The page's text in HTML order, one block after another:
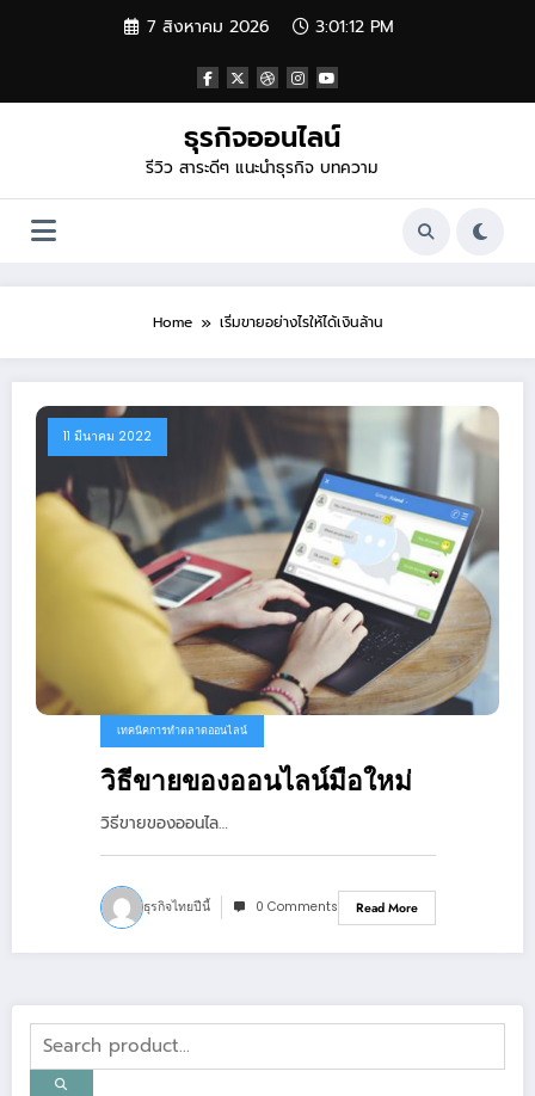
7 สิงหาคม 2026 3:01:12 PM
ธุรกิจออนไลน์
รีวิว สาระดีๆ แนะนำธุรกิจ บทความ
Home เริ่มขายอย่างไรให้ได้เงินล้าน
11 มีนาคม 2022
เทคนิคการทำตลาดออนไลน์
วิธีขายของออนไลน์มือใหม่
วิธีขายของออนไล…
ธุรกิจไทยปีนี้ 0 Comments Read More